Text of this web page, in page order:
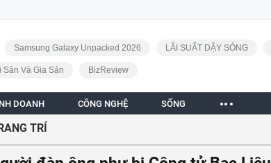
Samsung Galaxy Unpacked 2026 LÃI SUẤT DẬY SÓNG
Sản Và Gia Sản BizReview
DOANH CÔNG NGHỆ SỐNG
TRÍ